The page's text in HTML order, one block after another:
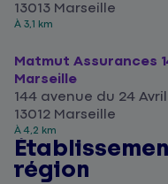
13013 Marseille
À 3,1 km
Matmut Assurances
Marseille
144 avenue du 24 Avril
13012 Marseille
À 4,2 km
région